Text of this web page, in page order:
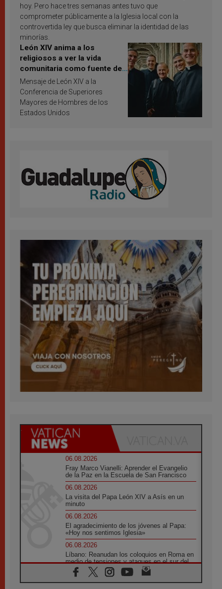
hoy. Pero hace tres semanas antes tuvo que
comprometer públicamente a la Iglesia local con la
controvertida ley que busca eliminar la identidad de las
minorías.
León XIV anima a los
religiosos a ver la vida
comunitaria como fuente de
inspiración y santificación
Mensaje de León XIV a la
Conferencia de Superiores
Mayores de Hombres de los
Estados Unidos
06.08.2026
Fray Marco Vianelli: Aprender el Evangelio
de la Paz en la Escuela de San Francisco
06.08.2026
La visita del Papa León XIV a Asís en un
minuto
06.08.2026
El agradecimiento de los jóvenes al Papa:
«Hoy nos sentimos Iglesia»
06.08.2026
Líbano: Reanudan los coloquios en Roma en
medio de tensiones y ataques en el sur del
país
06.08.2026